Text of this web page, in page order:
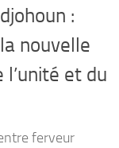
:
nouvelle
et du
ferveur